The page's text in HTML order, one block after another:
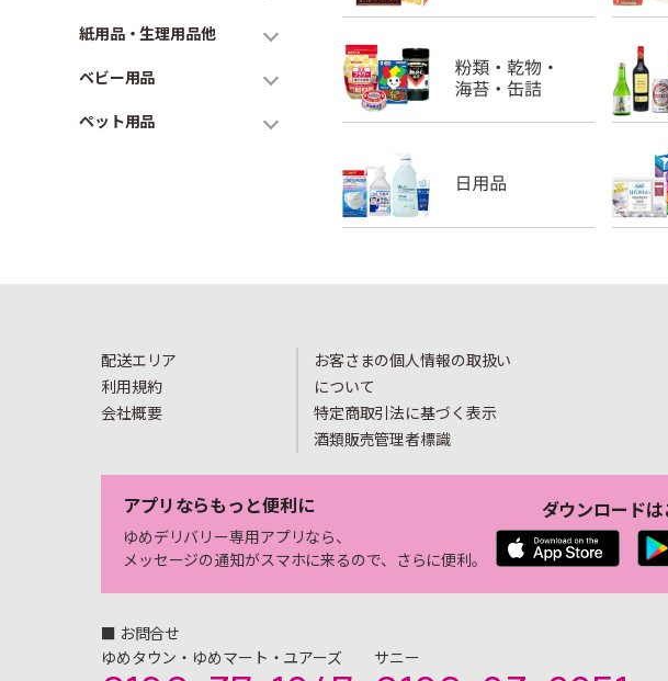
紙用品・生理用品他
ベビー用品
ペット用品
配送エリア
利用規約
会社概要
お客さまの個人情報の取扱い
について
特定商取引法に基づく表示
酒類販売管理者標識
アプリならもっと便利に
ゆめデリバリー専用アプリなら、
メッセージの通知がスマホに来るので、さらに便利。
ダウンロードは
■ お問合せ
ゆめタウン・ゆめマート・ユアーズ
サニー